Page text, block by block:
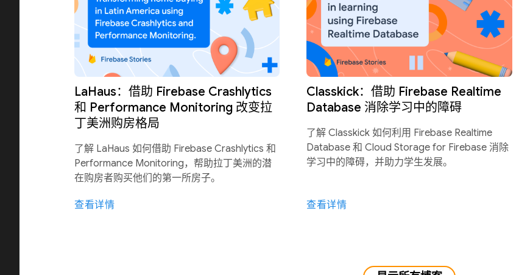
LaHaus：借助 Firebase Crashlytics
和 Performance Monitoring 改变拉
丁美洲购房格局
了解 LaHaus 如何借助 Firebase Crashlytics 和
Performance Monitoring，帮助拉丁美洲的潜
在购房者购买他们的第一所房子。
查看详情
Classkick：借助 Firebase Realtime
Database 消除学习中的障碍
了解 Classkick 如何利用 Firebase Realtime
Database 和 Cloud Storage for Firebase 消除
学习中的障碍，并助力学生发展。
查看详情